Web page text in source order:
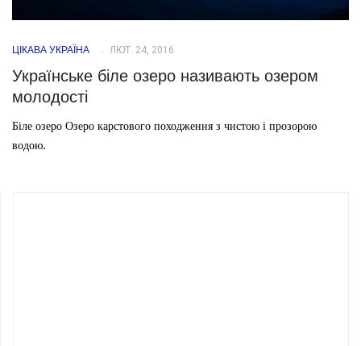
ЦІКАВА УКРАЇНА ЛЮТ. 24, 2016
Українське біле озеро називають озером
молодості
Біле озеро Озеро карстового походження з чистою і прозорою
водою.